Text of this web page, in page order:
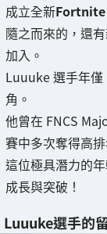
成立全新Fortnite
隨之而來的，還
加入。
Luuuke 選手年
角。
他曾在 FNCS
賽中多次奪得高排
這位極具潛力的
成長與突破！
Luuuke選手的